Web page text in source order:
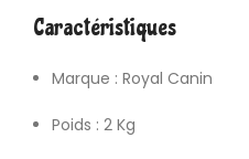
Caractéristiques
Marque : Royal Canin
Poids : 2 Kg